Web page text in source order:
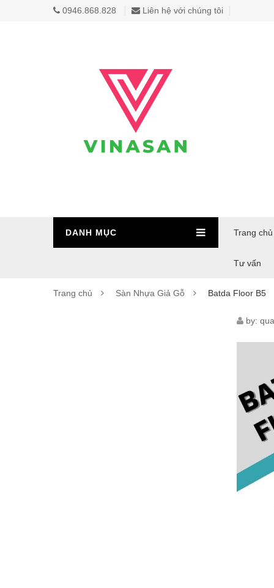
0946.868.828 Liên hệ với chúng tôi
DANH MỤC Trang chủ
Tư vấn
Trang chủ Sàn Nhựa Giả Gỗ Batda Floor B5
by: